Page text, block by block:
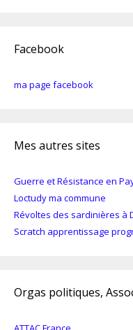
Facebook
ma page facebook
Mes autres sites
Guerre et Résistance en
Loctudy ma commune
Révoltes des sardinières à
Scratch apprentissage
Orgas politiques,